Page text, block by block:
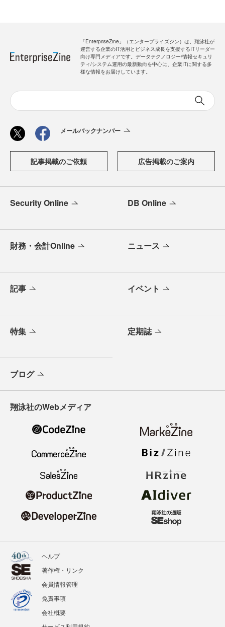
「EnterpriseZine」（エンタープライズジン）は、翔泳社が
運営する企業のIT活用とビジネス成長を支援するITリーダー
向け専門メディアです。データテクノロジー/情報セキュリ
ティ/システム運用の最新動向を中心に、企業ITに関する多
様な情報をお届けしています。
メールバックナンバー
記事掲載のご依頼 広告掲載のご案内
Security Online DB Online
財務・会計Online ニュース
記事 イベント
特集 定期誌
ブログ
翔泳社のWebメディア
ヘルプ
著作権・リンク
会員情報管理
免責事項
会社概要